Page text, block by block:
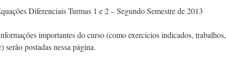
Diferenciais Turmas 1 e 2 – Segundo Semestre de 2013
importantes do curso (como exercícios indicados, trabalhos,
serão postadas nessa página.